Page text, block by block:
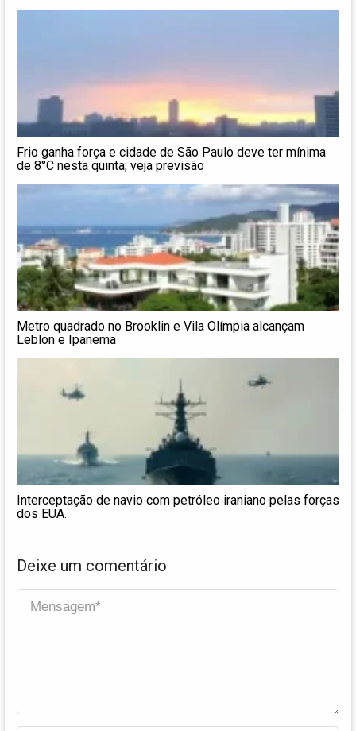
Frio ganha força e cidade de São Paulo deve ter mínima
de 8°C nesta quinta; veja previsão
Metro quadrado no Brooklin e Vila Olímpia alcançam
Leblon e Ipanema
Interceptação de navio com petróleo iraniano pelas forças
dos EUA.
Deixe um comentário